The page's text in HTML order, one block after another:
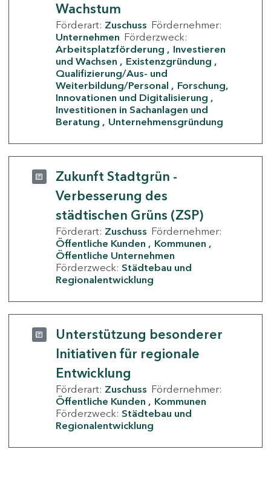
Wachstum
Förderart: Zuschuss Fördernehmer:
Unternehmen Förderzweck:
Arbeitsplatzförderung
Investieren
und Wachsen
Existenzgründung
Qualifizierung/Aus- und
Weiterbildung/Personal
Forschung,
Innovationen und Digitalisierung
Investitionen in Sachanlagen und
Beratung
Unternehmensgründung
Zukunft Stadtgrün -
Verbesserung des
städtischen Grüns (ZSP)
Förderart: Zuschuss Fördernehmer:
Öffentliche Kunden
Kommunen
Öffentliche Unternehmen
Förderzweck: Städtebau und
Regionalentwicklung
Unterstützung besonderer
Initiativen für regionale
Entwicklung
Förderart: Zuschuss Fördernehmer:
Öffentliche Kunden
Kommunen
Förderzweck: Städtebau und
Regionalentwicklung